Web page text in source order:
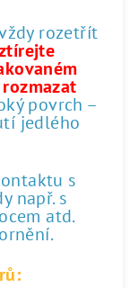
rozetřít
povrch –
jedlého
s
např. s
atd.